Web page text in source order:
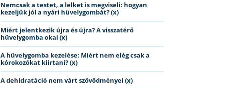
Nemcsak a testet, a lelket is megviseli: hogyan
kezeljük jól a nyári hüvelygombát? (x)
Miért jelentkezik újra és újra? A visszatérő
hüvelygomba okai (x)
A hüvelygomba kezelése: Miért nem elég csak a
kórokozókat kiirtani? (x)
A dehidratáció nem várt szövődményei (x)